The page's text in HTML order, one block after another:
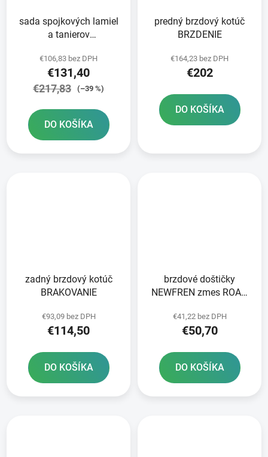
sada spojkových lamiel
a tanierov
NEWFREN 9 ks
€106,83 bez DPH
€131,40
€217,83 (–39 %)
DO KOŠÍKA
predný brzdový kotúč
BRZDENIE
€164,23 bez DPH
€202
DO KOŠÍKA
zadný brzdový kotúč
BRAKOVANIE
€93,09 bez DPH
€114,50
DO KOŠÍKA
brzdové doštičky
NEWFREN zmes ROAD
v balení
€41,22 bez DPH
€50,70
DO KOŠÍKA